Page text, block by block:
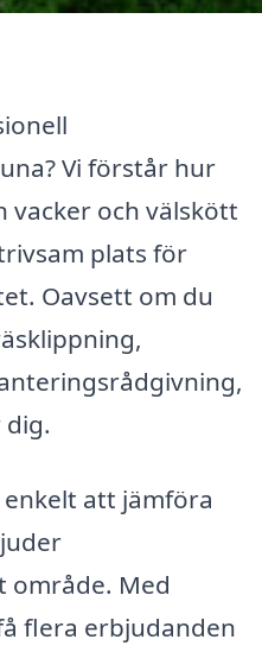
Vi förstår hur
vacker och välskött
plats för
Oavsett om du
att jämföra
område. Med
flera erbjudanden